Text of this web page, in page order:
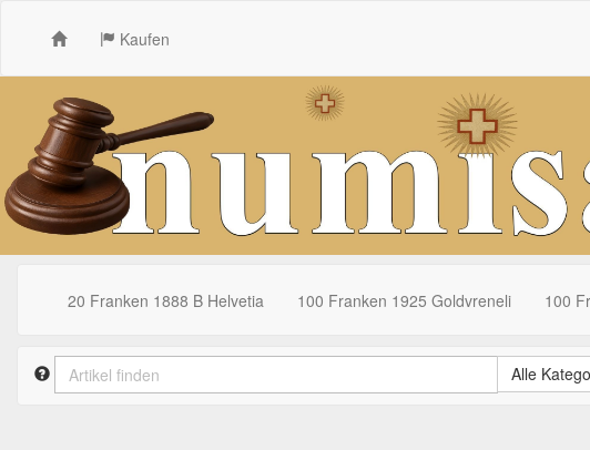
Kaufen
20 Franken 1888 B Helvetia 100 Franken 1925 Goldvreneli 100
Alle